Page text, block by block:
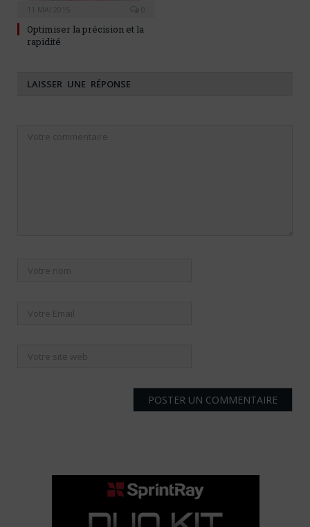
Optimiser la précision et la
rapidité
LAISSER UNE RÉPONSE